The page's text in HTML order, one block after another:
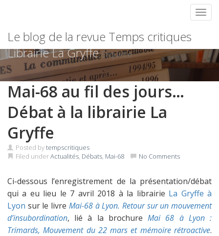
content
Le blog de la revue Temps critiques
Librairie La GryffeÉtiquette
Mai-68 au fil des jours…
Débat à la librairie La
Gryffe
Posted bytempscritiques
Filed underActualités, Débats, Mai-68 No Comments
Ci-dessous l’enregistrement de la présentation/débat
qui a eu lieu le 7 avril 2018 à la librairie La Gryffe à
Lyon sur le livre Mai-68 à Lyon. Retour sur un mouvement
d’insubordination, lié à la brochureMai 68 à Lyon :
Trimards, Mouvement du 22 mars et mémoire rétroactive.